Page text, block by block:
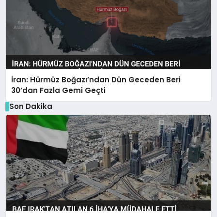
İran: Hürmüz Boğazı’ndan Dün Geceden Beri
30’dan Fazla Gemi Geçti
Son Dakika